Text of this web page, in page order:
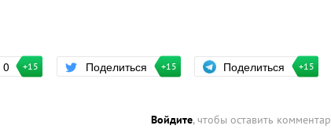
0 +15 Поделиться +15 Поделиться +15
Войдите, чтобы оставить